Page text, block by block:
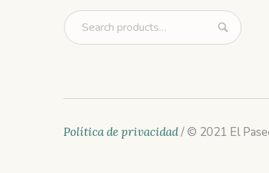
Política de privacidad/ © 2021 El